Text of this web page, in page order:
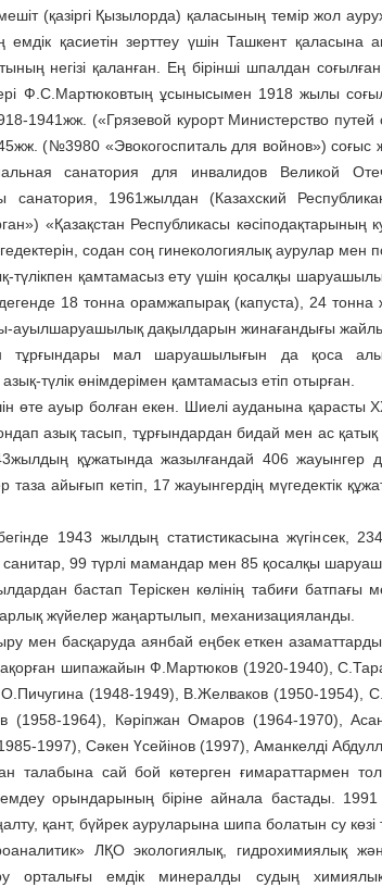
(қазіргі Қызылорда) қаласының темір жол
емдік қасиетін зерттеу үшін Ташкент
негізі қаланған. Ең бірінші шпалдан соғылған
Ф.С.Мартюковтың ұсынысымен 1918 жылы
1941жж. («Грязевой курорт Министерство
(№3980 «Эвокогоспиталь для войнов»)
санатория для инвалидов Великой
санатория, 1961жылдан (Казахский
«Қазақстан Республикасы кәсіподақтарының
содан соң гинекологиялық аурулар мен
түлікпен қамтамасыз ету үшін қосалқы
18 тонна орамжапырақ (капуста), 24 тонна
ауылшаруашылық дақылдарын жинағандығы жайлы
мал шаруашылығын да қоса
түлік өнімдерімен қамтамасыз етіп отырған.
өте ауыр болған екен. Шиелі ауданына қарасты
азық тасып, тұрғындардан бидай мен ас
құжатында жазылғандай 406 жауынгер
айығып кетіп, 17 жауынгердің мүгедектік
1943 жылдың статистикасына жүгінсек,
санитар, 99 түрлі мамандар мен 85 қосалқы
бастап Теріскен көлінің табиғи батпағы
жүйелер жаңартылып, меха­низацияланды.
мен басқаруда аянбай еңбек еткен
шипажайын Ф.Мартюков (1920-1940),
(1948-1949), В.Желваков (1950-1954),
(1958-1964), Кәріпжан Омаров (1964-1970),
1997), Сәкен Үсейінов (1997), Аманкелді
талабына сай бой көтерген ғимарат­тармен
емдеу орындарының біріне айнала бастады.
қант, бүйрек ауруларына шипа болатын су көзі
ЛҚО экологиялық, гидрохимиялық және
орталығы емдік минералды судың